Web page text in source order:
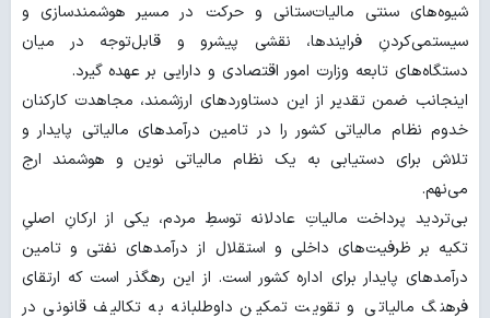
شیوه‌های سنتی مالیات‌ستانی و حرکت در مسیر هوشمندسازی و
سیستمی‌کردنِ فرایندها، نقشی پیشرو و قابل‌توجه در میان
دستگاه‌های تابعه وزارت امور اقتصادی و دارایی بر عهده گیرد.
اینجانب ضمن تقدیر از این دستاوردهای ارزشمند، مجاهدت‌ کارکنان
خدوم نظام مالیاتی کشور را در تامین درآمدهای مالیاتی پایدار و
تلاش برای دستیابی به یک نظام مالیاتی نوین و هوشمند ارج
می‌نهم.
بی‌تردید پرداخت مالیاتِ عادلانه توسطِ مردم، یکی از ارکانِ اصلیِ
تکیه بر ظرفیت‌های داخلی و استقلال از درآمدهای نفتی و تامین
درآمدهای پایدار برای اداره کشور است. از این رهگذر است که ارتقای
فرهنگ مالیاتی و تقویت تمکین داوطلبانه به تکالیف قانونی در